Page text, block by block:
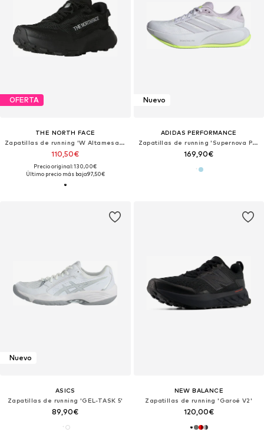
OFERTA
THE NORTH FACE
Zapatillas de running 'W Altamesa 300 V2'
110,50€
Precio original: 130,00€
Último precio más bajo:97,50€
Nuevo
ADIDAS PERFORMANCE
Zapatillas de running 'Supernova Prima 3'
169,90€
Nuevo
ASICS
Zapatillas de running 'GEL-TASK 5'
89,90€
NEW BALANCE
Zapatillas de running 'Garoé V2'
120,00€